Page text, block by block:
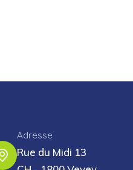
Adresse
Rue du Midi 13